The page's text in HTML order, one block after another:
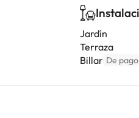
Jardín
Terraza
Billar De pago